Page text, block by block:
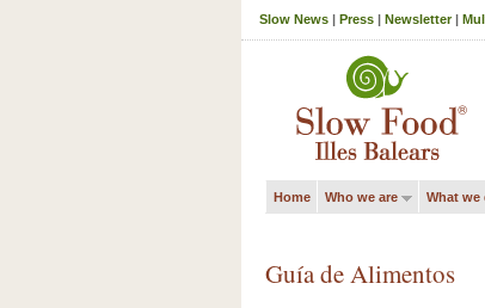
Slow News | Press | Newsletter|
Home Who we are What we
Guía de Alimentos